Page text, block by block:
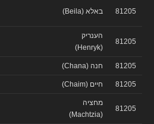
81205 באלא (Beila)
81205
הענריק
(Henryk)
81205 חנה (Chana)
81205 חיים (Chaim)
81205
מחציה
(Machtzia)